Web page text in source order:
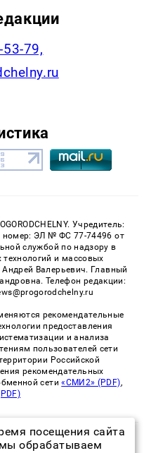
79,
Учредитель:
номер: ЭЛ № ФС 77-74496 от
службой по надзору в
и массовых
Валерьевич. Главный
Телефон редакции:
рекомендательные
предоставления
и анализа
пользователей сети
Российской
рекомендательных
сети«СМИ2» (PDF),
права защищены
посещения сайта
обрабатываем